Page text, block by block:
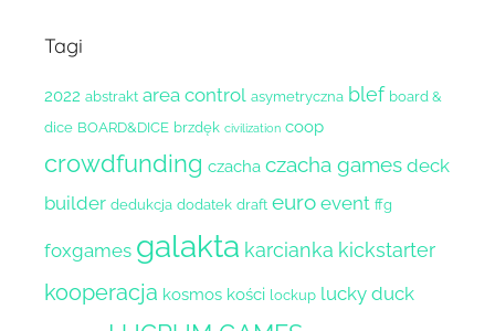
Tagi
2022 abstrakt area control asymetryczna blef board &
dice BOARD&DICE brzdęk civilization coop
crowdfunding czacha czacha games deck
builder dedukcja dodatek draft euro event ffg
foxgames galakta karcianka kickstarter
kooperacja kosmos kości lockup lucky duck